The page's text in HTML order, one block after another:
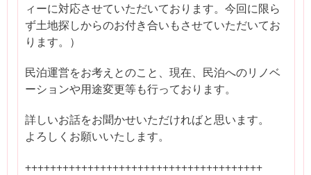
ィーに対応させていただいております。今回に限ら
ず土地探しからのお付き合いもさせていただいてお
ります。）
民泊運営をお考えとのこと、現在、民泊へのリノベ
ーションや用途変更等も行っております。
詳しいお話をお聞かせいただければと思います。
よろしくお願いいたします。
++++++++++++++++++++++++++++++++++++++